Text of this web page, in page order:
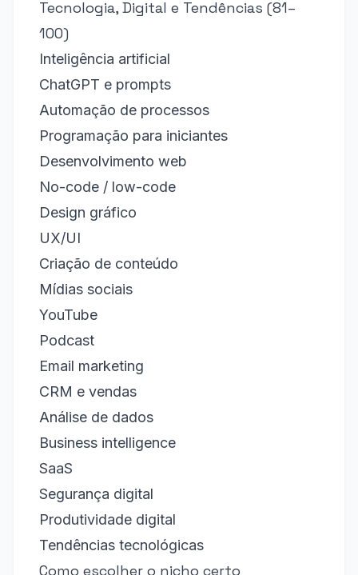
Tecnologia, Digital e Tendências (81–
100)
Inteligência artificial
ChatGPT e prompts
Automação de processos
Programação para iniciantes
Desenvolvimento web
No-code / low-code
Design gráfico
UX/UI
Criação de conteúdo
Mídias sociais
YouTube
Podcast
Email marketing
CRM e vendas
Análise de dados
Business intelligence
SaaS
Segurança digital
Produtividade digital
Tendências tecnológicas
Como escolher o nicho certo